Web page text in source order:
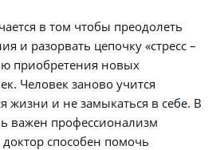
и разорвать цепочку «стресс –
приобретения новых
Человек заново учится
жизни и не замыкаться в себе. В
важен профессионализм
способен помочь